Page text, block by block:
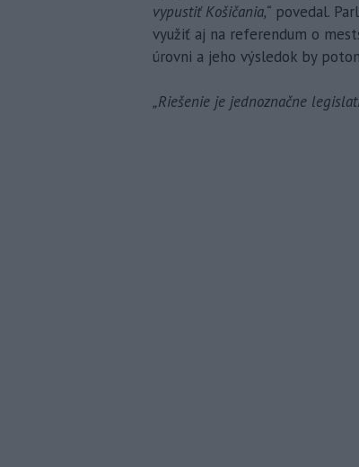
vypustiť Košičania,“ povedal.
využiť aj na referendum o
úrovni a jeho výsledok by
„Riešenie je jednoznačne